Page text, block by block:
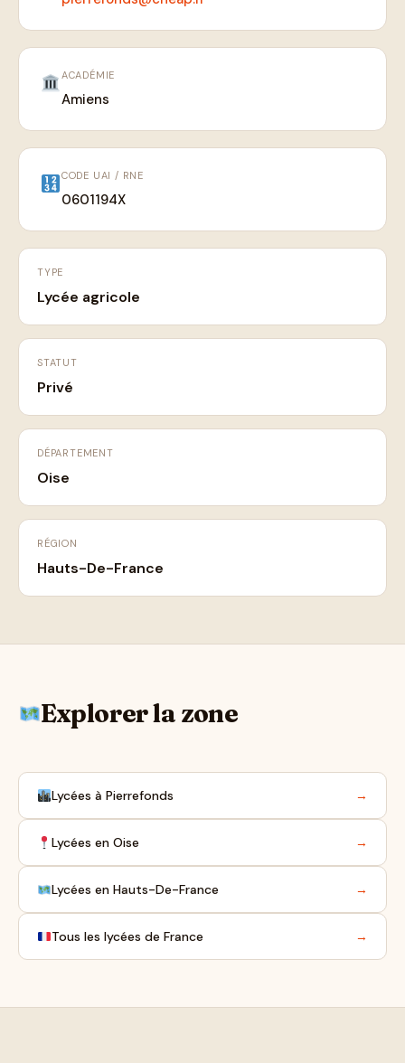
ACADÉMIE
Amiens
CODE UAI / RNE
0601194X
TYPE
Lycée agricole
STATUT
Privé
DÉPARTEMENT
Oise
RÉGION
Hauts-De-France
Explorer la zone
Lycées à Pierrefonds →
Lycées en Oise →
Lycées en Hauts-De-France →
Tous les lycées de France →